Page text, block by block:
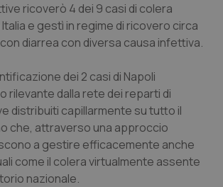
di Trento
& Scompenso
Crohn & Rettocolite Ulcerosa
& patologie neurodegenerative
ricoverò 4 dei 9 casi di colera
e gestì in regime di ricovero circa
diarrea con diversa causa infettiva.
dei 2 casi di Napoli
rilevante dalla rete dei reparti di
distribuiti capillarmente su tutto il
che, attraverso una approccio
a gestire efficacemente anche
come il colera virtualmente assente
nazionale.